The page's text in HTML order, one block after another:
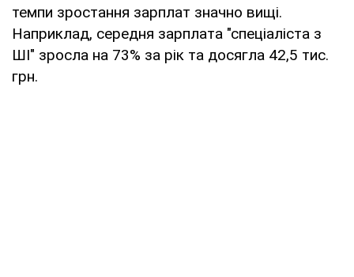
темпи зростання зарплат значно вищі.
Наприклад, середня зарплата "спеціаліста з
ШІ" зросла на 73% за рік та досягла 42,5 тис.
грн.